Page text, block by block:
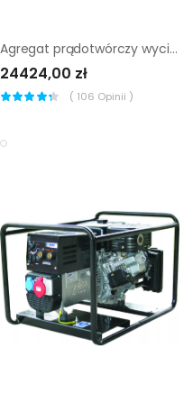
Agregat prądotwórczy wyciszony sumera motor smg-12me-ks-avr
24424,00 zł
( 106 Opinii )